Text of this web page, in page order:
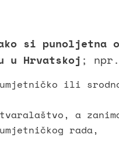
si punoljetna
u Hrvatskoj ;
ili
a
rada,